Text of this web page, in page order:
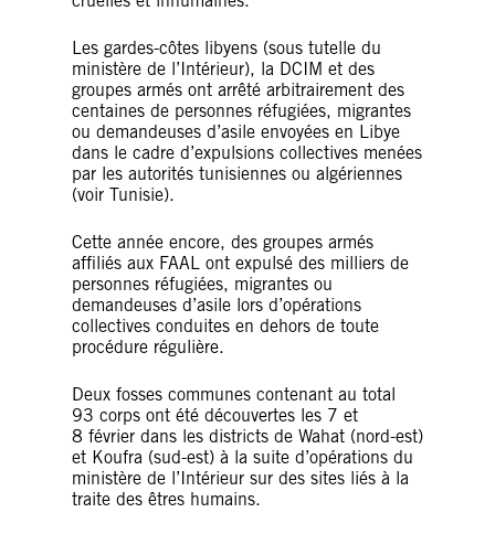
Les gardes-côtes libyens (sous tutelle du
ministère de l’Intérieur), la DCIM et des
groupes armés ont arrêté arbitrairement des
centaines de personnes réfugiées, migrantes
ou demandeuses d’asile envoyées en Libye
dans le cadre d’expulsions collectives menées
par les autorités tunisiennes ou algériennes
(voir Tunisie).
Cette année encore, des groupes armés
affiliés aux FAAL ont expulsé des milliers de
personnes réfugiées, migrantes ou
demandeuses d’asile lors d’opérations
collectives conduites en dehors de toute
procédure régulière.
Deux fosses communes contenant au total
93 corps ont été découvertes les 7 et
8 février dans les districts de Wahat (nord-est)
et Koufra (sud-est) à la suite d’opérations du
ministère de l’Intérieur sur des sites liés à la
traite des êtres humains.